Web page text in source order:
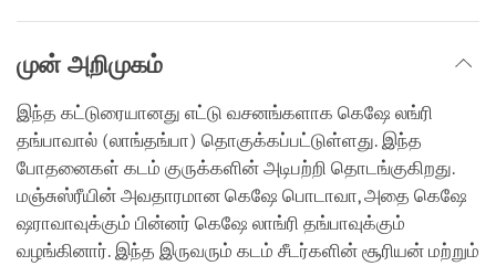
முன் அறிமுகம்
இந்த கட்டுரையானது எட்டு வசனங்களாக கெஷே லங்ரி
தங்பாவால் (லாங்தங்பா) தொகுக்கப்பட்டுள்ளது. இந்த
போதனைகள் கடம் குருக்களின் அடிபற்றி தொடங்குகிறது.
மஞ்சுஸ்ரீயின் அவதாரமான கெஷே பொடாவா, அதை கெஷே
ஷராவாவுக்கும் பின்னர் கெஷே லாங்ரி தங்பாவுக்கும்
வழங்கினார். இந்த இருவரும் கடம் சீடர்களின் சூரியன் மற்றும்